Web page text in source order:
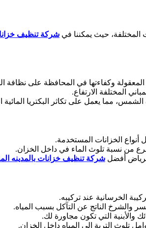
المختلفة، حيث يمكننا في شركة تنظيف
المعقولة وكفاءتها في المحافظة على نظافة
المختلفة الارتفاع.
مما يعمل على تكاثر البكتريا المائية
أنواع الخزانات المستخدمة.
من نسبة تلوث الماء في داخل الخزان.
أفضل شركة تنظيف خزانات بالمدينه
الخرسانية عند تركيبه.
والشرخ الناتج عن التآكل بسبب المياه.
والأبنية التي تكون مجاورة لك.
التربة إلى المياه داخل الخزان.